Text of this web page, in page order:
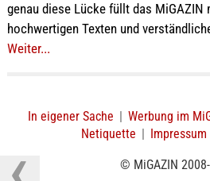
genau diese Lücke füllt das
hochwertigen Texten und
Weiter...
In eigener Sache | Werbung im
Netiquette | Impressum
© MiGAZIN